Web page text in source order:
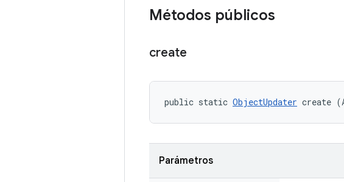
Métodos públicos
create
public static ObjectUpdater create
Parámetros